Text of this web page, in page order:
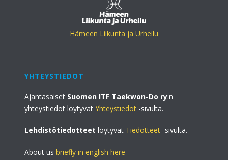
Hämeen Liikunta ja Urheilu
YHTEYSTIEDOT
Ajantasaiset Suomen ITF Taekwon-Do ry:n
yhteystiedot löytyvätYhteystiedot -sivulta.
Lehdistötiedotteet löytyvät Tiedotteet -sivulta.
About usbriefly in english here